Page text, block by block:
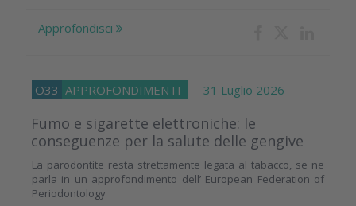
Approfondisci
O33 APPROFONDIMENTI 31 Luglio 2026
Fumo e sigarette elettroniche: le
conseguenze per la salute delle gengive
La parodontite resta strettamente legata al tabacco, se ne
parla in un approfondimento dell’ European Federation of
Periodontology